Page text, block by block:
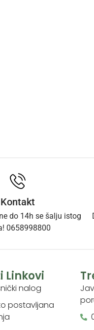
Kontakt
do 14h se šalju istog
0658998800
Linkovi
nalog
postavljana